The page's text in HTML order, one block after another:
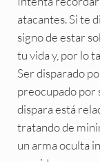
atacantes. Si te
signo de estar
tu vida y, por lo
Ser disparado
preocupado por
dispara está
tratando de
un arma oculta